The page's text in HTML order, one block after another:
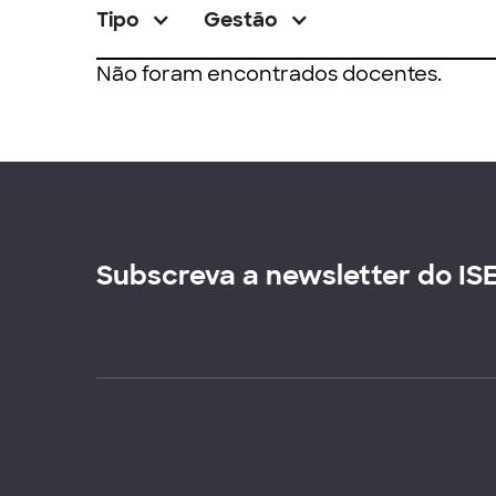
Tipo Gestão
Não foram encontrados docentes.
Subscreva a newsletter do